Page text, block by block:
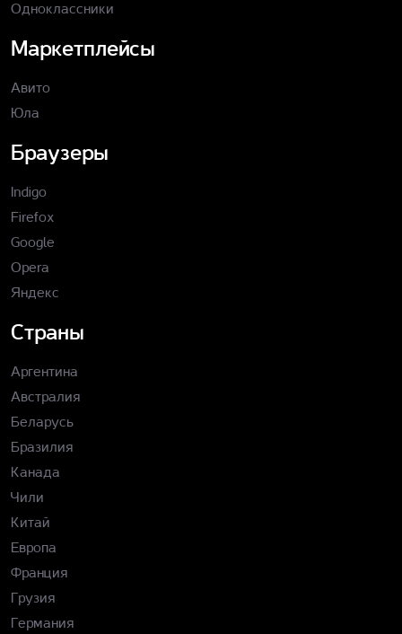
Одноклассники
Маркетплейсы
Авито
Юла
Браузеры
Indigo
Firefox
Google
Opera
Яндекс
Страны
Аргентина
Австралия
Беларусь
Бразилия
Канада
Чили
Китай
Европа
Франция
Грузия
Германия